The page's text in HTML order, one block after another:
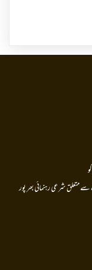
متعلق شرعی رہنمائی بھر پور